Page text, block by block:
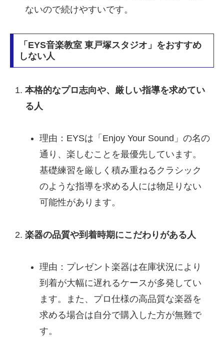
ないので続けやすいです。
「EYS音楽教室 東戸塚スタジオ」をおすすめ
しない人
本格的なプロ志向や、厳しい指導を求めてい
る人
理由：EYSは「Enjoy Your Sound」の名の
通り、楽しむことを最優先しています。
基礎練習を厳しく積み重ねるクラシック
のような指導を求める人には物足りない
可能性があります。
楽器の品質や到着時期にこだわりがある人
理由：プレゼント楽器は在庫状況により
到着が大幅に遅れるケースが多発してい
ます。また、プロ仕様の高品質な楽器を
求める場合は自分で購入した方が無難で
す。